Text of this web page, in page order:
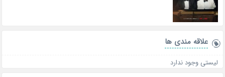
علاقه‌ مندی ها
لیستی وجود ندارد